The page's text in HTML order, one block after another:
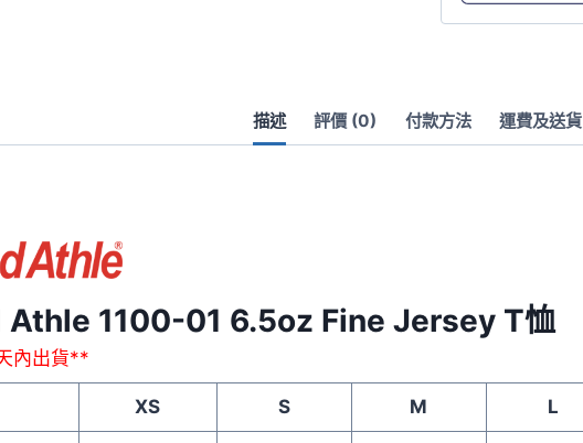
描述 評價 (0) 付款方法 運費及送貨
1100-01 6.5oz Fine Jersey T恤
內出貨**
XS S M L